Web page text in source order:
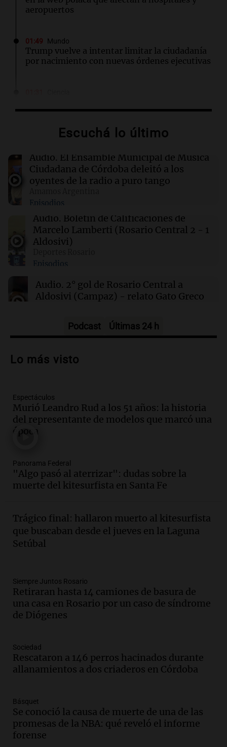
aeropuertos
01:49 Mundo
Trump vuelve a intentar limitar la ciudadanía
por nacimiento con nuevas órdenes ejecutivas
Ötzi, el hombre de hielo de 5.300 años
China se prepara para el tifón Dolphin; cierran
escuelas y actividades turísticas en varias
provincias
00:32 Clima
Clima en Salta: cómo estará el tiempo este
sábado 8 de agosto
Clima en Tucumán: cómo estará el tiempo
Escuchá lo último
Audio. El Ensamble Municipal de Música
Ciudadana de Córdoba deleitó a los
oyentes de la radio a puro tango
Episodios
Audio. Boletín de Calificaciones de
Marcelo Lamberti (Rosario Central 2 - 1
Aldosivi)
Episodios
Audio. 2° gol de Rosario Central a
Aldosivi (Campaz) - relato Gato Greco
Audio.Nuevo desarrollo urbano y casa
en Villa María
Audio.
la Bulaya abrirá sus puertas mañana con
diversas actividades y sorpresas
Panorama Federal
edificios y proyecta una casa del
estudiante con 48 municipios
involucrados
Episodios
Audio.1° gol de Rosario Central a
Aldosivi (Zalazar en contra) - relato
Gato Greco
Audio.Recomendaciones de vino
bonarda para disfrutar el fin de semana
en Mendoza
Panorama Federal
Audio.
en la Sociedad Rural de Bulaya con
actividades para toda la familia
Audio.
edificios y una casa del estudiante para
jóvenes de la región
Panorama Federal
Podcast Últimas 24 h
Lo más visto
Espectáculos
Murió Leandro Rud a los 51 años: la historia
del representante de modelos que marcó una
época
Panorama Federal
"Algo pasó al aterrizar": dudas sobre la
muerte del kitesurfista en Santa Fe
Trágico final: hallaron muerto al kitesurfista
que buscaban desde el jueves en la Laguna
Setúbal
Siempre Juntos Rosario
Retiraran hasta 14 camiones de basura de
una casa en Rosario por un caso de síndrome
de Diógenes
Sociedad
Rescataron a 146 perros hacinados durante
allanamientos a dos criaderos en Córdoba
Básquet
Se conoció la causa de muerte de una de las
promesas de la NBA: qué reveló el informe
forense